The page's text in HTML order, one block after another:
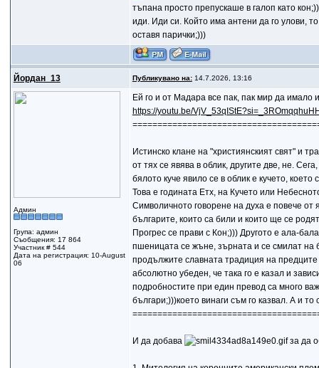
тъпана просто препускаше в галоп като
иди. Иди си. Който има антени да го улови,
оставя парички;)))
Йордан_13 Публикувано на:14.7.2026, 13:16
Админ
Група: админ
Съобщения: 17 864
Участник # 544
Дата на регистрация: 10-August
06
Ей го и от Мадара все пак, пак мир да имало
https://youtu.be/
Истинско клане на "християнският свят" и
от тях се явява в облик, другите две, не.
бялото куче явило се в облик е кучето,
Това е годината Етх, на Кучето или
Символичното говорене на духа е повече от
българите, които са били и които ще се
Прогрес се прави с Кон;))) Другото е ала-
пшеницата се жъне, зърната и се смилат на
продължите славната традиция на предците
абсолютно убеден, че така го е казал и
подробностите при един превод са много
българи;)))което винаги съм го казвал. А и
И да добава за да